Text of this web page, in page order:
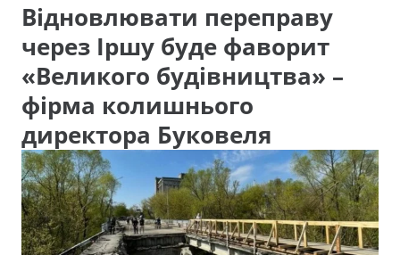
Відновлювати переправу
через Іршу буде фаворит
«Великого будівництва» –
фірма колишнього
директора Буковеля